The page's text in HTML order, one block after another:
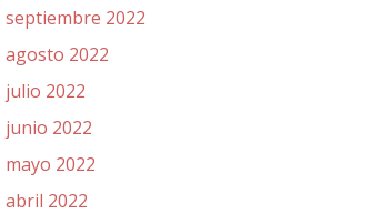
septiembre 2022
agosto 2022
julio 2022
junio 2022
mayo 2022
abril 2022